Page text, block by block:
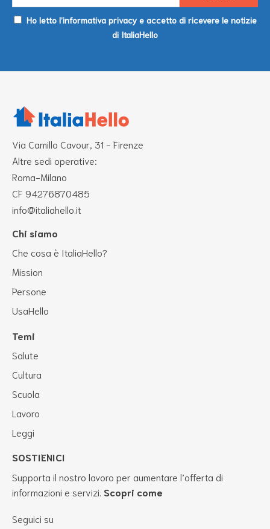
Ho letto l’informativa privacy e accetto di ricevere le notizie
di ItaliaHello
Via Camillo Cavour, 31 - Firenze
Altre sedi operative:
Roma-Milano
CF 94276870485
info@italiahello.it
Chi siamo
Che cosa è ItaliaHello?
Mission
Persone
UsaHello
Temi
Salute
Cultura
Scuola
Lavoro
Leggi
SOSTIENICI
Supporta il nostro lavoro per aumentare l’offerta di
informazioni e servizi. Scopri come
Seguici su